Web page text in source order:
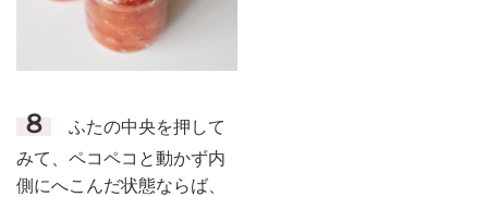
８
ふたの中央を押して
みて、ペコペコと動かず内
側にへこんだ状態ならば、